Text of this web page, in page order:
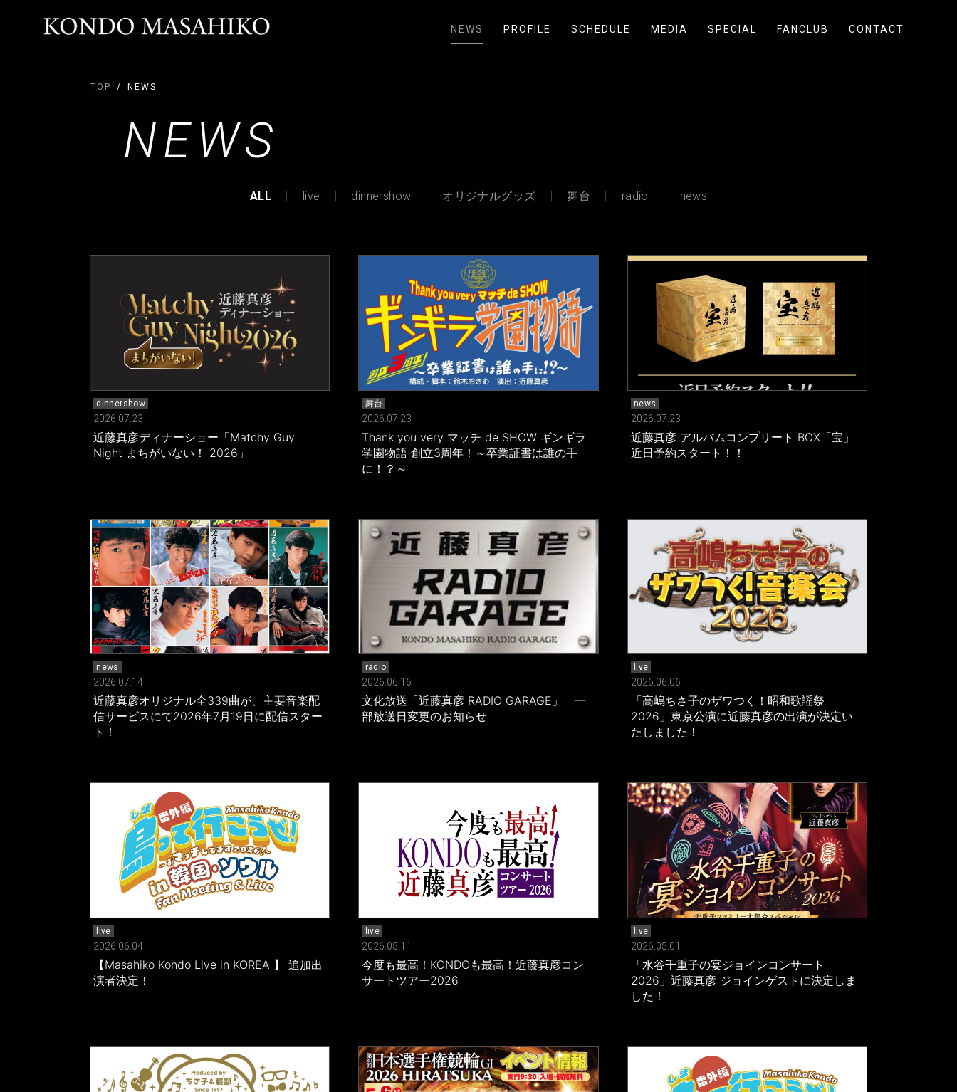
NEWS PROFILE SCHEDULE MEDIA SPECIAL FANCLUB CONTACT
TOP NEWS
NEWS
ALL live dinnershow オリジナルグッズ 舞台 radio news
dinnershow
2026.07.23
近藤真彦ディナーショー「Matchy Guy
Night まちがいない！ 2026」
舞台
2026.07.23
Thank you very マッチ de SHOW ギンギラ
学園物語 創立3周年！～卒業証書は誰の手
に！？～
news
2026.07.23
近藤真彦 アルバムコンプリート BOX「宝」
近日予約スタート！！
news
2026.07.14
近藤真彦オリジナル全339曲が、主要音楽配
信サービスにて2026年7月19日に配信スター
ト！
radio
2026.06.16
文化放送「近藤真彦 RADIO GARAGE」 一
部放送日変更のお知らせ
live
2026.06.06
「高嶋ちさ子のザワつく！昭和歌謡祭
2026」東京公演に近藤真彦の出演が決定い
たしました！
live
2026.06.04
【Masahiko Kondo Live in KOREA 】 追加出
演者決定！
live
2026.05.11
今度も最高！KONDOも最高！近藤真彦コン
サートツアー2026
live
2026.05.01
「水谷千重子の宴ジョインコンサート
2026」近藤真彦 ジョインゲストに決定しま
した！